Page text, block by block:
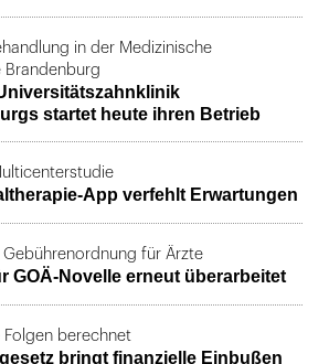
in der Medizinische
Brandenburg
startet heute ihren Betrieb
App verfehlt Erwartungen
Gebührenordnung für Ärzte
GOÄ-Novelle erneut überarbeitet
Folgen berechnet
bringt finanzielle Einbußen